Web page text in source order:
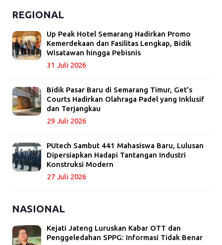
REGIONAL
Up Peak Hotel Semarang Hadirkan Promo
Kemerdekaan dan Fasilitas Lengkap, Bidik
Wisatawan hingga Pebisnis
31 Juli 2026
Bidik Pasar Baru di Semarang Timur, Get’s
Courts Hadirkan Olahraga Padel yang Inklusif
dan Terjangkau
29 Juli 2026
PUtech Sambut 441 Mahasiswa Baru, Lulusan
Dipersiapkan Hadapi Tantangan Industri
Konstruksi Modern
27 Juli 2026
NASIONAL
Kejati Jateng Luruskan Kabar OTT dan
Penggeledahan SPPG: Informasi Tidak Benar